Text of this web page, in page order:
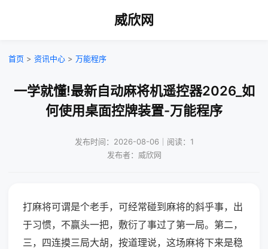
威欣网
首页 > 资讯中心 > 万能程序
一学就懂!最新自动麻将机遥控器2026_如
何使用桌面控牌装置-万能程序
发布时间：2026-08-06｜阅读：1
发布者：威欣网
打麻将可谓是个老手，可经常碰到麻将的斜乎事，出
于习惯，不赢头一把，敷衍了事过了第一局。第二，
三，四连摸三局大胡，按道理说，这场麻将下来是稳